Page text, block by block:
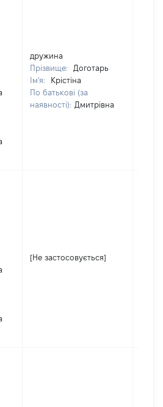
дружина
Прізвище:
Доготарь
Ім'я:
Крістіна
По батькові (за
наявності): Дмитрівна
[Не застосовується]